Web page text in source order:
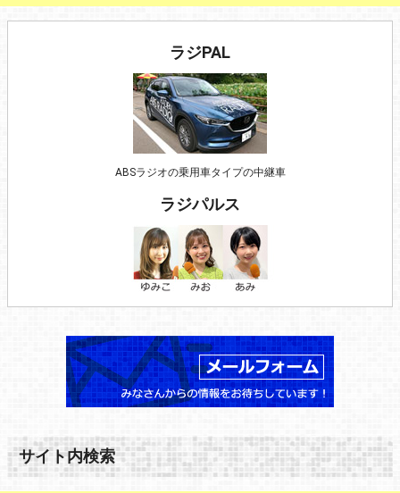
ラジPAL
ABSラジオの乗用車タイプの中継車
ラジパルス
サイト内検索